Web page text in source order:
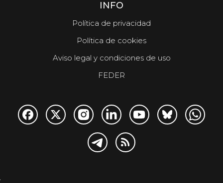
INFO
Política de privacidad
Política de cookies
Aviso legal y condiciones de uso
FEDER